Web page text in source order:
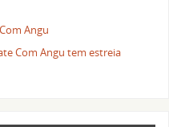
Angu
Com Angu tem estreia